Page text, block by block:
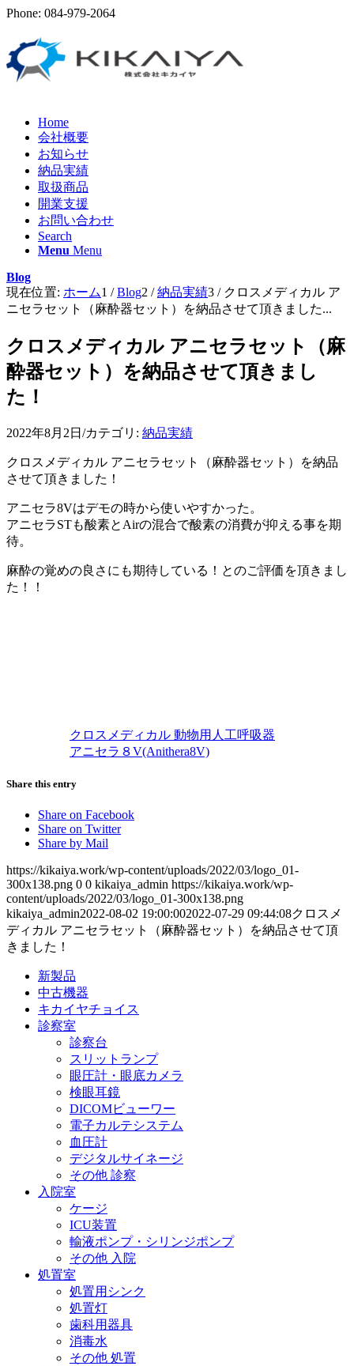
Phone: 084-979-2064
Home
会社概要
お知らせ
納品実績
取扱商品
開業支援
お問い合わせ
Search
Menu Menu
Blog
現在位置: ホーム1 / Blog2 / 納品実績3 / クロスメディカル ア
ニセラセット（麻酔器セット）を納品させて頂きました...
クロスメディカル アニセラセット（麻
酔器セット）を納品させて頂きまし
た！
2022年8月2日 /カテゴリ: 納品実績
クロスメディカル アニセラセット（麻酔器セット）を納品
させて頂きました！
アニセラ8Vはデモの時から使いやすかった。
アニセラSTも酸素とAirの混合で酸素の消費が抑える事を期
待。
麻酔の覚めの良さにも期待している！とのご評価を頂きまし
た！！
クロスメディカル 動物用人工呼吸器
アニセラ８V(Anithera8V)
Share this entry
Share on Facebook
Share on Twitter
Share by Mail
https://kikaiya.work/wp-content/uploads/2022/03/logo_01-
300x138.png 0 0 kikaiya_admin https://kikaiya.work/wp-
content/uploads/2022/03/logo_01-300x138.png
kikaiya_admin2022-08-02 19:00:002022-07-29 09:44:08クロスメ
ディカル アニセラセット（麻酔器セット）を納品させて頂
きました！
新製品
中古機器
キカイヤチョイス
診察室
診察台
スリットランプ
眼圧計・眼底カメラ
検眼耳鏡
DICOMビューワー
電子カルテシステム
血圧計
デジタルサイネージ
その他 診察
入院室
ケージ
ICU装置
輸液ポンプ・シリンジポンプ
その他 入院
処置室
処置用シンク
処置灯
歯科用器具
消毒水
その他 処置